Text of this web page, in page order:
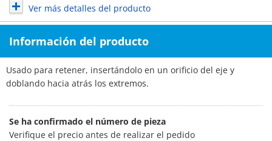
Ver más detalles del producto
Información del producto
Usado para retener, insertándolo en un orificio del eje y
doblando hacia atrás los extremos.
Se ha confirmado el número de pieza
Verifique el precio antes de realizar el pedido